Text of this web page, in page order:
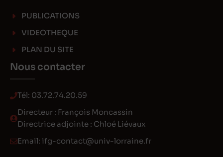
PUBLICATIONS
VIDEOTHEQUE
PLAN DU SITE
Nous contacter
Tél: 03.72.74.20.59
Directeur : François Moncassin
Directrice adjointe : Chloé Liévaux
Email: ifg-contact@univ-lorraine.fr